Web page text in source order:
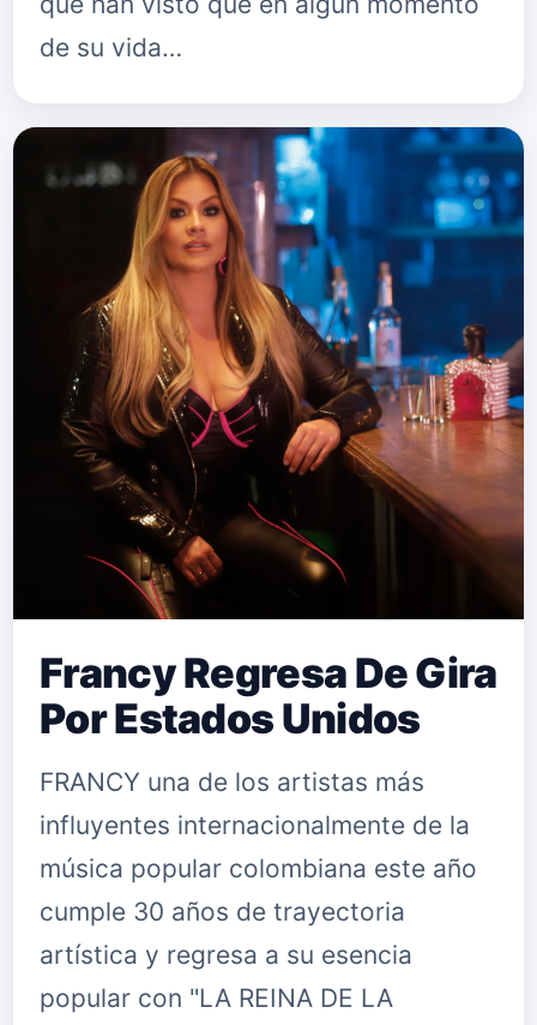
de su vida…
Francy Regresa De Gira
Por Estados Unidos
FRANCY una de los artistas más
influyentes internacionalmente de la
música popular colombiana este año
cumple 30 años de trayectoria
artística y regresa a su esencia
popular con "LA REINA DE LA